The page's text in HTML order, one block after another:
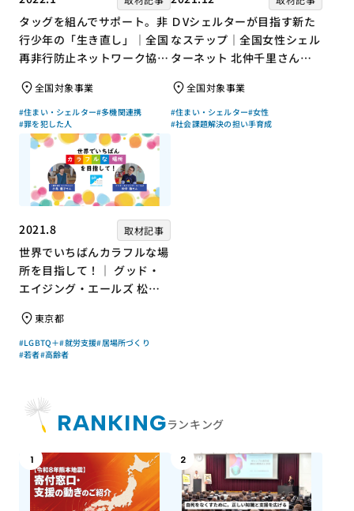
タッグを組んでサポート。非
行少年の「生き直し」｜全国
再非行防止ネットワーク協議
上チキさん【聞き手】
全国対象事業
#住まい・シェルター#多機関連携
#罪を犯した人
ＤVシェルターが目指す新た
なステップ｜全国女性シェル
ターネット 北仲千里さん×
ん【聞き手】
全国対象事業
#住まい・シェルター#女性
#社会課題解決の担い手育成
2021.8 取材記事
世界でいちばんカラフルな場
所を目指して！｜ グッド・
エイジング・エールズ 松中
慶子さん【聞き手】
東京都
#LGBTQ＋#就労支援#居場所づくり
#若者#高齢者
RANKINGランキング
1 2